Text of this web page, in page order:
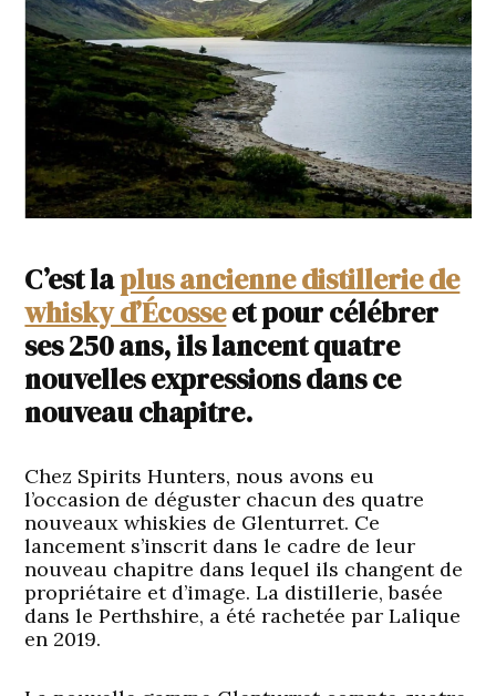
C’est laplus ancienne distillerie de
whisky d’Écosseet pour célébrer
ses 250 ans, ils lancent quatre
nouvelles expressions dans ce
nouveau chapitre.
Chez Spirits Hunters, nous avons eu
l’occasion de déguster chacun des quatre
nouveaux whiskies de Glenturret. Ce
lancement s’inscrit dans le cadre de leur
nouveau chapitre dans lequel ils changent de
propriétaire et d’image. La distillerie, basée
dans le Perthshire, a été rachetée par Lalique
en 2019.